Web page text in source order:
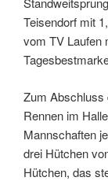
Teisendorf mit
vom TV Laufen
Zum Abschluss
Rennen im
Mannschaften
drei Hütchen
Hütchen, das